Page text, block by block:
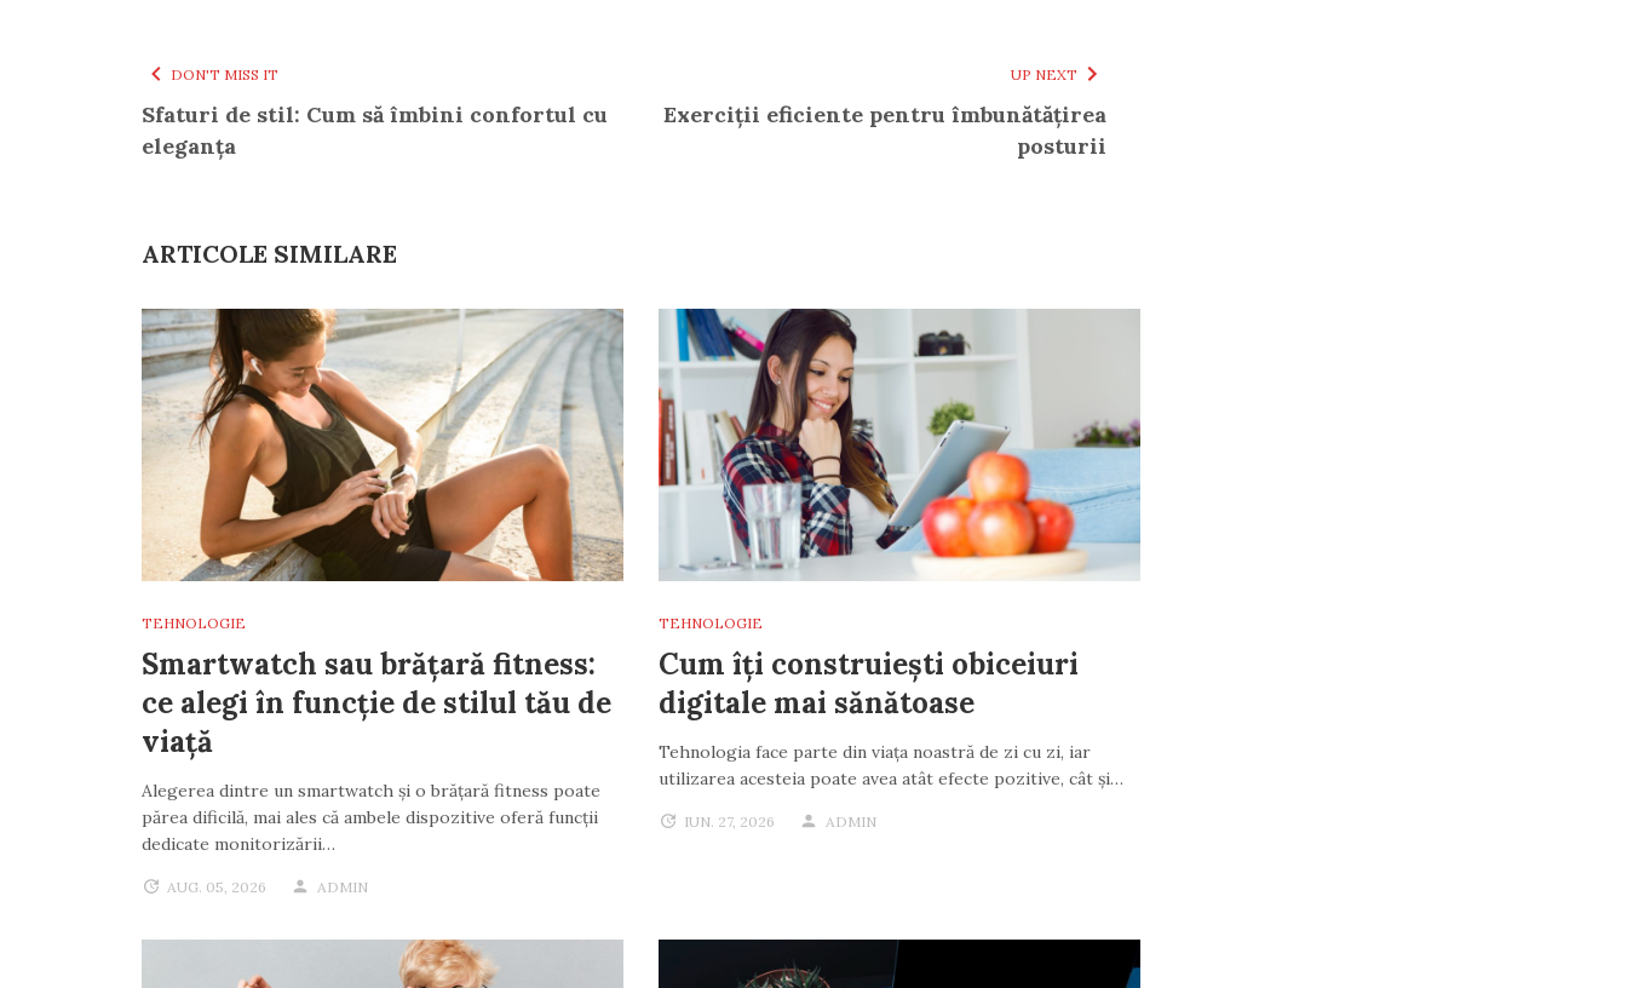
DON'T MISS IT
Sfaturi de stil: Cum să îmbini confortul cu
eleganța
UP NEXT
Exerciții eficiente pentru îmbunătățirea
posturii
ARTICOLE SIMILARE
TEHNOLOGIE
Smartwatch sau brățară fitness:
ce alegi în funcție de stilul tău de
viață
Alegerea dintre un smartwatch și o brățară fitness poate
părea dificilă, mai ales că ambele dispozitive oferă funcții
dedicate monitorizării…
AUG. 05, 2026 ADMIN
TEHNOLOGIE
Cum îți construiești obiceiuri
digitale mai sănătoase
Tehnologia face parte din viața noastră de zi cu zi, iar
utilizarea acesteia poate avea atât efecte pozitive, cât și…
IUN. 27, 2026 ADMIN